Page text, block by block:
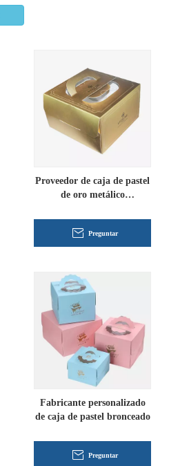
Proveedor de caja de pastel
de oro metálico
Preguntar
Fabricante personalizado
de caja de pastel bronceado
Preguntar